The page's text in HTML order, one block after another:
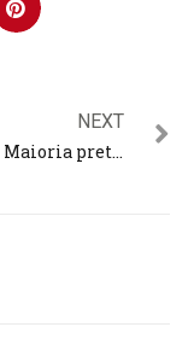
NEXT
EM 2024: Maioria pretende orar e frequentar mais a igreja; 47% se sentem mais esperançosos, diz pesquisa